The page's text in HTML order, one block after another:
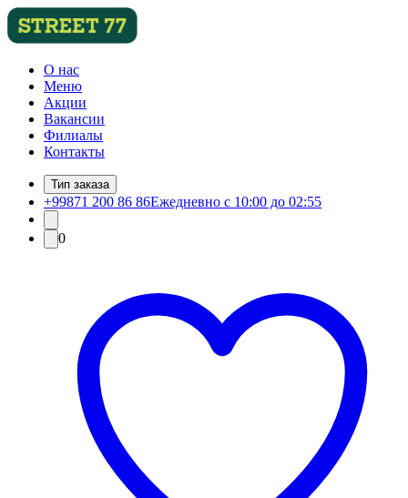
О нас
Меню
Акции
Вакансии
Филиалы
Контакты
Тип заказа
+99871 200 86 86Ежедневно с 10:00 до 02:55
0